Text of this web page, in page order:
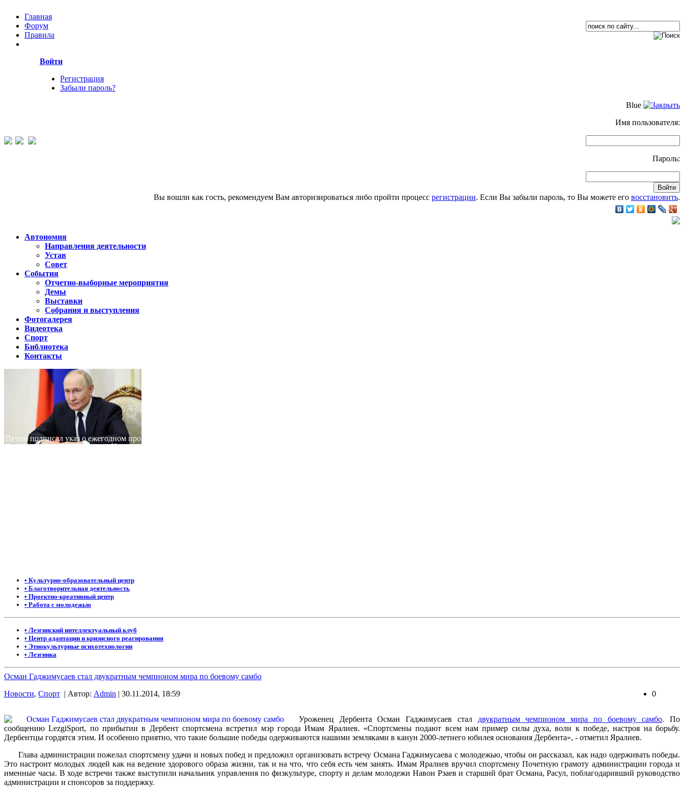
Главная
Форум
Правила
Войти
Регистрация
Забыли пароль?
Blue
Имя пользователя:
Пароль:
Вы вошли как гость, рекомендуем Вам авторизироваться либо пройти процесс регистрации. Если Вы забыли пароль, то Вы можете его восстановить.
Автономия
Направления деятельности
Устав
Совет
События
Отчетно-выборные мероприятия
Демы
Выставки
Собрания и выступления
Фотогалерея
Видеотека
Спорт
Библиотека
Контакты
Путин подписал указ о ежегодном проведении недели "Народов России" ежегодно
Помогаем Дагестану вместе с Народным фронтом
• Культурно-образовательный центр
• Благотворительная деятельность
• Проектно-креативный центр
• Работа с молодежью
• Лезгинский интеллектуальный клуб
• Центр адаптации и кризисного реагирования
• Этнокультурные психотехнологии
• Лезгинка
Осман Гаджимусаев стал двукратным чемпионом мира по боевому самбо
Новости, Спорт | Автор: Admin | 30.11.2014, 18:59 0
Уроженец Дербента Осман Гаджимусаев стал двукратным чемпионом мира по боевому самбо. По
сообщению LezgiSport, по прибытии в Дербент спортсмена встретил мэр города Имам Яралиев. «Спортсмены подают всем нам пример силы духа, воли к победе, настроя на борьбу.
Дербентцы гордятся этим. И особенно приятно, что такие большие победы одерживаются нашими земляками в канун 2000-летнего юбилея основания Дербента», - отметил Яралиев.
Глава администрации пожелал спортсмену удачи и новых побед и предложил организовать встречу Османа Гаджимусаева с молодежью, чтобы он рассказал, как надо одерживать победы.
Это настроит молодых людей как на ведение здорового образа жизни, так и на что, что себя есть чем занять. Имам Яралиев вручил спортсмену Почетную грамоту администрации города и
именные часы. В ходе встречи также выступили начальник управления по физкультуре, спорту и делам молодежи Навои Рзаев и старший брат Османа, Расул, поблагодаривший руководство
администрации и спонсоров за поддержку.